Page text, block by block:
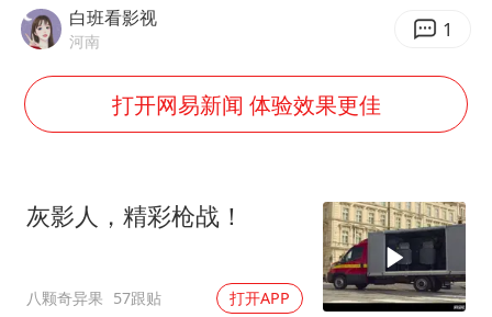
沙特否认与胡塞武装举行会谈
如何把百年大党建设得更加坚强有力
香港殿堂级填词人黎彼得因病离世 终年76岁
日本籍女网红在韩直播时自杀身亡
恩比德变瘦引热议
总书记关心百姓身边这些民生大事
白班看影视
河南 1
打开网易新闻 体验效果更佳
灰影人，精彩枪战！
八颗奇异果 57跟贴 打开APP